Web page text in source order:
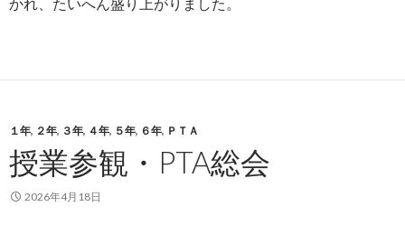
１年, ２年, ３年, ４年, ５年, ６年, ＰＴＡ
授業参観・PTA総会
2026年4月18日